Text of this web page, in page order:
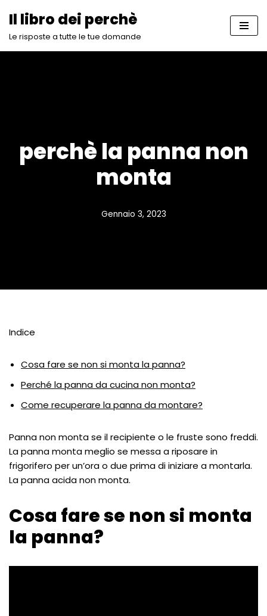
Vai
Il libro dei perchè
Le risposte a tutte le tue domande
perchè la panna non
monta
Gennaio 3, 2023
Indice
Cosa fare se non si monta la panna?
Perché la panna da cucina non monta?
Come recuperare la panna da montare?
Panna non monta se il recipiente o le fruste sono freddi.
La panna monta meglio se messa a riposare in
frigorifero per un’ora o due prima di iniziare a montarla.
La panna acida non monta.
Cosa fare se non si monta
la panna?